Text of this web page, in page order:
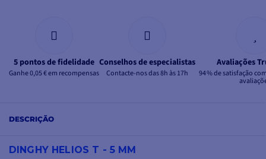
5 pontos de fidelidade
Ganhe 0,05 € em recompensas
Conselhos de especialistas
Contacte-nos das 8h às 17h
Avaliações
94 % de satisfação
DESCRIÇÃO
DINGHY HELIOS T - 5 MM